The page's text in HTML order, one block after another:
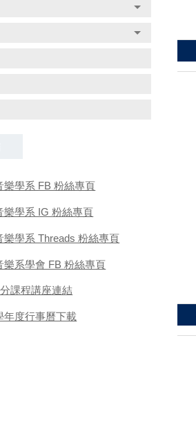
樂學系 FB 粉絲專頁
樂學系 IG 粉絲專頁
樂學系 Threads 粉絲專頁
樂系學會 FB 粉絲專頁
課程講座連結
年度行事曆下載